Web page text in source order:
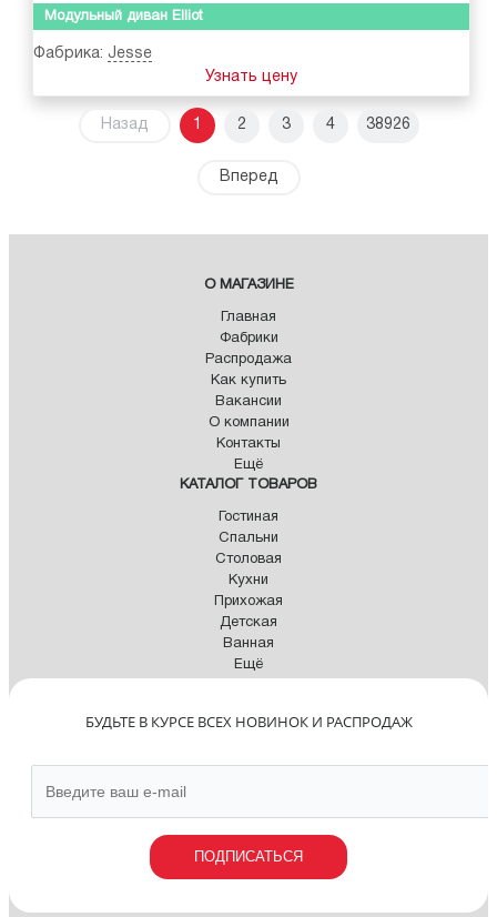
Модульный диван Elliot
Фабрика: Jesse
Узнать цену
Назад 1 2 3 4 38926
Вперед
О МАГАЗИНЕ
Главная
Фабрики
Распродажа
Как купить
Вакансии
О компании
Контакты
Ещё
КАТАЛОГ ТОВАРОВ
Гостиная
Спальни
Столовая
Кухни
Прихожая
Детская
Ванная
Ещё
БУДЬТЕ В КУРСЕ ВСЕХ НОВИНОК И РАСПРОДАЖ
ПОДПИСАТЬСЯ